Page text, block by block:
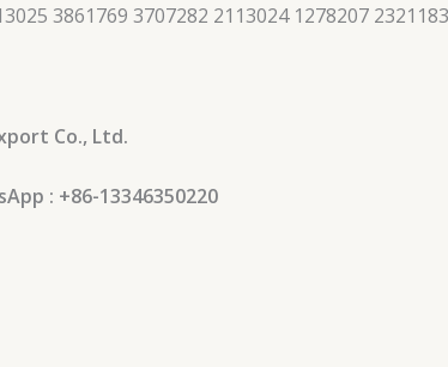
3861769 3707282 2113024 1278207
Co., Ltd.
: +86-13346350220